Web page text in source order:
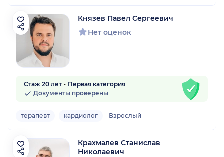
Князев Павел Сергеевич
Нет оценок
Стаж 20 лет
Первая категория
Документы проверены
терапевт кардиолог Взрослый
Крахмалев Станислав
Николаевич